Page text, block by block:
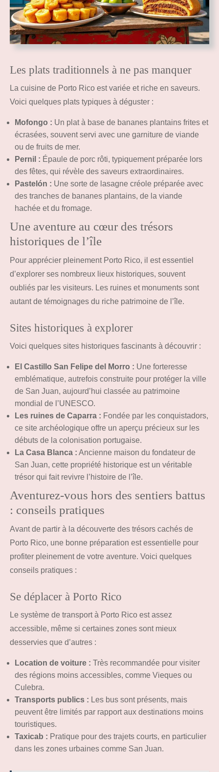
Les plats traditionnels à ne pas manquer
La cuisine de Porto Rico est variée et riche en saveurs.
Voici quelques plats typiques à déguster :
Mofongo : Un plat à base de bananes plantains frites et
écrasées, souvent servi avec une garniture de viande
ou de fruits de mer.
Pernil : Épaule de porc rôti, typiquement préparée lors
des fêtes, qui révèle des saveurs extraordinaires.
Pastelón : Une sorte de lasagne créole préparée avec
des tranches de bananes plantains, de la viande
hachée et du fromage.
Une aventure au cœur des trésors
historiques de l’île
Pour apprécier pleinement Porto Rico, il est essentiel
d’explorer ses nombreux lieux historiques, souvent
oubliés par les visiteurs. Les ruines et monuments sont
autant de témoignages du riche patrimoine de l’île.
Sites historiques à explorer
Voici quelques sites historiques fascinants à découvrir :
El Castillo San Felipe del Morro : Une forteresse
emblématique, autrefois construite pour protéger la ville
de San Juan, aujourd’hui classée au patrimoine
mondial de l’UNESCO.
Les ruines de Caparra : Fondée par les conquistadors,
ce site archéologique offre un aperçu précieux sur les
débuts de la colonisation portugaise.
La Casa Blanca : Ancienne maison du fondateur de
San Juan, cette propriété historique est un véritable
trésor qui fait revivre l’histoire de l’île.
Aventurez-vous hors des sentiers battus
: conseils pratiques
Avant de partir à la découverte des trésors cachés de
Porto Rico, une bonne préparation est essentielle pour
profiter pleinement de votre aventure. Voici quelques
conseils pratiques :
Se déplacer à Porto Rico
Le système de transport à Porto Rico est assez
accessible, même si certaines zones sont mieux
desservies que d’autres :
Location de voiture : Très recommandée pour visiter
des régions moins accessibles, comme Vieques ou
Culebra.
Transports publics : Les bus sont présents, mais
peuvent être limités par rapport aux destinations moins
touristiques.
Taxicab : Pratique pour des trajets courts, en particulier
dans les zones urbaines comme San Juan.